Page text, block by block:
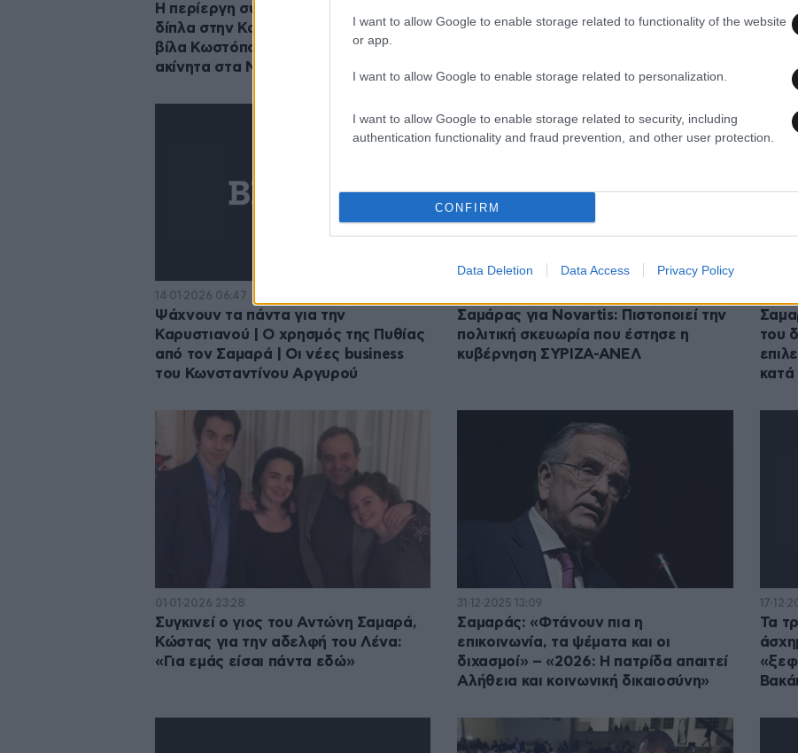
I want to allow Google to enable storage related to functionality of the website
or app.
I want to allow Google to enable storage related to personalization.
I want to allow Google to enable storage related to security, including
authentication functionality and fraud prevention, and other user protection.
CONFIRM
Data Deletion Data Access Privacy Policy
Η περίεργη συμπεριφορά ανθρώπου
δίπλα στην Καρυστιανού | Η απούλητη
βίλα Κωστόπουλου | Τι γίνεται με τα
ακίνητα στα Νότια
μονάδες η διαφορά ΝΔ με ΠΑΣΟΚ –
ΝΔ
14·01·2026 06:47
Ψάχνουν τα πάντα για την
Καρυστιανού | Ο χρησμός της Πυθίας
από τον Σαμαρά | Οι νέες business
του Κωνσταντίνου Αργυρού
Σαμάρας για Novartis: Πιστοποιεί την
πολιτική σκευωρία που έστησε η
κυβέρνηση ΣΥΡΙΖΑ-ΑΝΕΛ
του
κατά
01·01·2026 23:28
Συγκινεί ο γιος του Αντώνη Σαμαρά,
Κώστας για την αδελφή του Λένα:
«Για εμάς είσαι πάντα εδώ»
31·12·2025 13:09
Σαμαράς: «Φτάνουν πια η
επικοινωνία, τα ψέματα και οι
διχασμοί» – «2026: Η πατρίδα απαιτεί
Αλήθεια και κοινωνική δικαιοσύνη»
Τα